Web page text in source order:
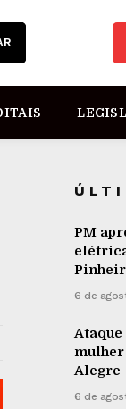
PM
6 de
mulher
Alegre
6 de